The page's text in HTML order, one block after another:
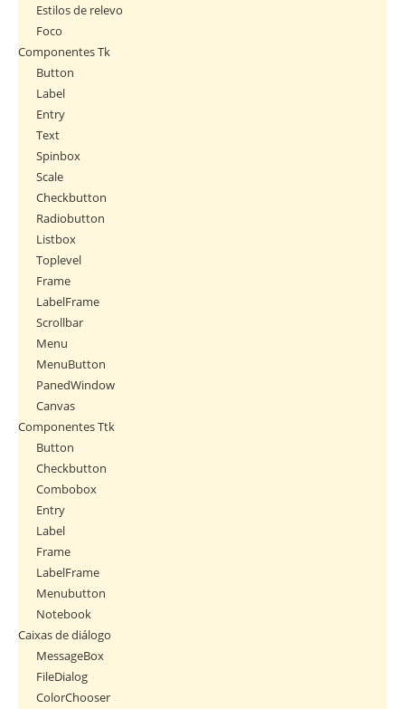
Estilos de relevo
Foco
Componentes Tk
Button
Label
Entry
Text
Spinbox
Scale
Checkbutton
Radiobutton
Listbox
Toplevel
Frame
LabelFrame
Scrollbar
Menu
MenuButton
PanedWindow
Canvas
Componentes Ttk
Button
Checkbutton
Combobox
Entry
Label
Frame
LabelFrame
Menubutton
Notebook
Caixas de diálogo
MessageBox
FileDialog
ColorChooser